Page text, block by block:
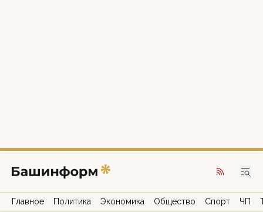
Главное Политика Экономика Общество Спорт ЧП